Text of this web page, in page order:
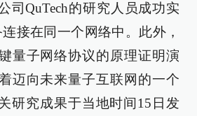
司QuTech的研究人员成功实
接在同一个网络中。此外，
量子网络协议的原理证明演
迈向未来量子互联网的一个
研究成果于当地时间15日发